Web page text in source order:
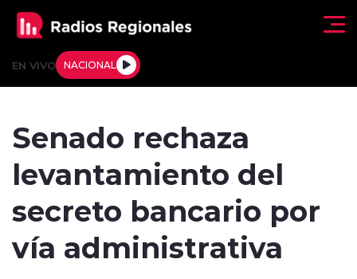
EN VIVO NACIONAL
Deportes
Senado rechaza
levantamiento del
secreto bancario por
vía administrativa